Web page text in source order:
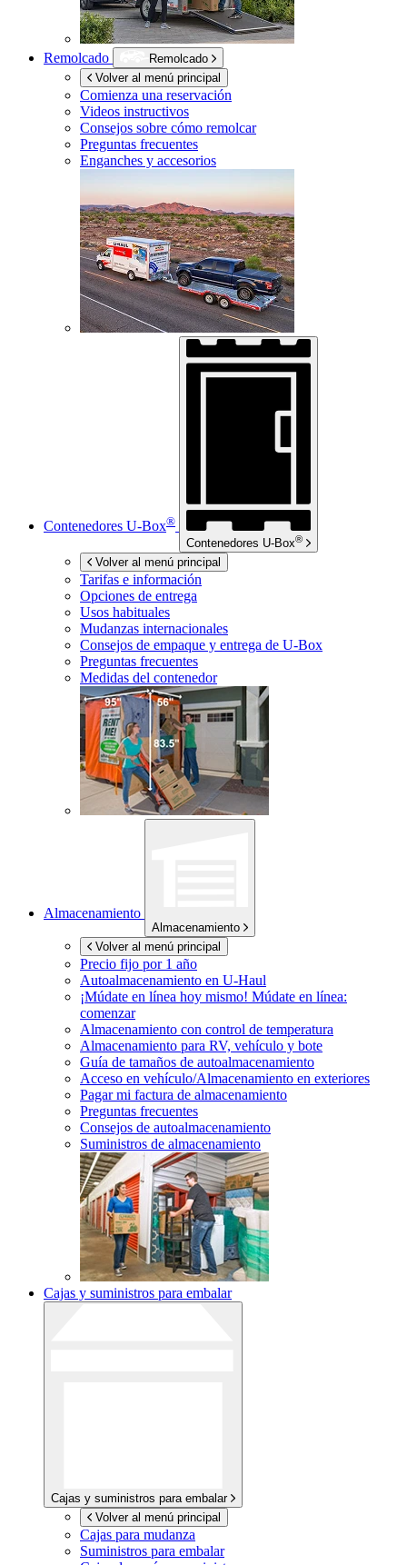
Remolcado
Remolcado
Volver al menú principal
Comienza una reservación
Videos instructivos
Consejos sobre cómo remolcar
Preguntas frecuentes
Enganches y accesorios
Contenedores U-Box®
Contenedores U-Box®
Volver al menú principal
Tarifas e información
Opciones de entrega
Usos habituales
Mudanzas internacionales
Consejos de empaque y entrega de U-Box
Preguntas frecuentes
Medidas del contenedor
Almacenamiento
Almacenamiento
Volver al menú principal
Precio fijo por 1 año
Autoalmacenamiento en U-Haul
¡Múdate en línea hoy mismo! Múdate en línea:
comenzar
Almacenamiento con control de temperatura
Almacenamiento para RV, vehículo y bote
Guía de tamaños de autoalmacenamiento
Acceso en vehículo/Almacenamiento en exteriores
Pagar mi factura de almacenamiento
Preguntas frecuentes
Consejos de autoalmacenamiento
Suministros de almacenamiento
Cajas y suministros para embalar
Cajas y suministros para embalar
Volver al menú principal
Cajas para mudanza
Suministros para embalar